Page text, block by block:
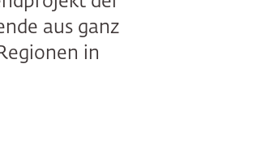
aus ganz
in